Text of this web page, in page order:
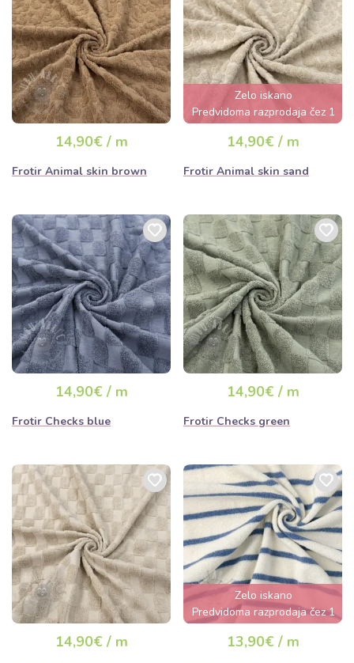
14,90€ / m
Frotir Animal skin brown
Zelo iskano
Predvidoma razprodaja čez 1
dan
14,90€ / m
Frotir Animal skin sand
14,90€ / m
Frotir Checks blue
14,90€ / m
Frotir Checks green
14,90€ / m
Zelo iskano
Predvidoma razprodaja čez 1
dan
13,90€ / m